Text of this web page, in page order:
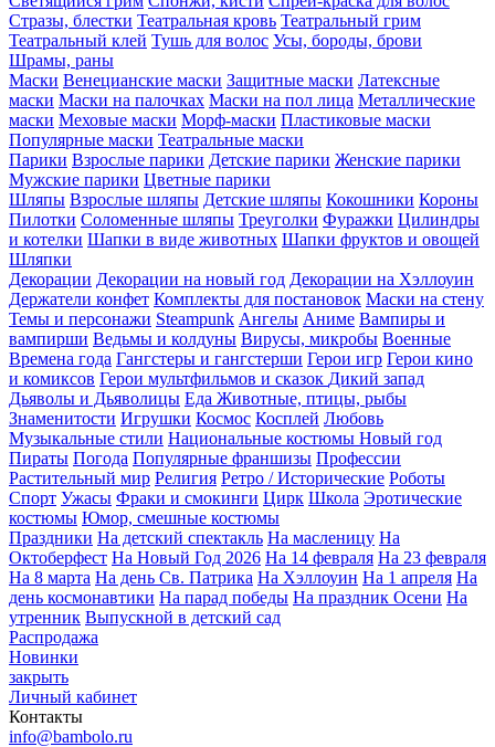
Стразы, блестки Театральная кровь Театральный грим
Театральный клей Тушь для волос Усы, бороды, брови
Шрамы, раны
Маски Венецианские маски Защитные маски Латексные
маски Маски на палочках Маски на пол лица Металлические
маски Меховые маски Морф-маски Пластиковые маски
Популярные маски Театральные маски
Парики Взрослые парики Детские парики Женские парики
Мужские парики Цветные парики
Шляпы Взрослые шляпы Детские шляпы Кокошники Короны
Пилотки Соломенные шляпы Треуголки Фуражки Цилиндры
и котелки Шапки в виде животных Шапки фруктов и овощей
Шляпки
Декорации Декорации на новый год Декорации на Хэллоуин
Держатели конфет Комплекты для постановок Маски на стену
Темы и персонажи Steampunk Ангелы Аниме Вампиры и
вампирши Ведьмы и колдуны Вирусы, микробы Военные
Времена года Гангстеры и гангстерши Герои игр Герои кино
и комиксов Герои мультфильмов и сказок Дикий запад
Дьяволы и Дьяволицы Еда Животные, птицы, рыбы
Знаменитости Игрушки Космос Косплей Любовь
Музыкальные стили Национальные костюмы Новый год
Пираты Погода Популярные франшизы Профессии
Растительный мир Религия Ретро / Исторические Роботы
Спорт Ужасы Фраки и смокинги Цирк Школа Эротические
костюмы Юмор, смешные костюмы
Праздники На детский спектакль На масленицу На
Октоберфест На Новый Год 2026 На 14 февраля На 23 февраля
На 8 марта На день Св. Патрика На Хэллоуин На 1 апреля На
день космонавтики На парад победы На праздник Осени На
утренник Выпускной в детский сад
Распродажа
Новинки
закрыть
Личный кабинет
Контакты
info@bambolo.ru